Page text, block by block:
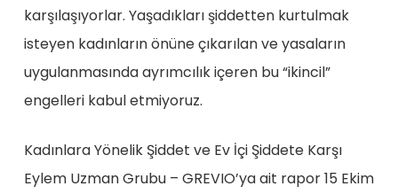
karşılaşıyorlar. Yaşadıkları şiddetten kurtulmak
isteyen kadınların önüne çıkarılan ve yasaların
uygulanmasında ayrımcılık içeren bu “ikincil”
engelleri kabul etmiyoruz.
Kadınlara Yönelik Şiddet ve Ev İçi Şiddete Karşı
Eylem Uzman Grubu – GREVIO’ya ait rapor 15 Ekim